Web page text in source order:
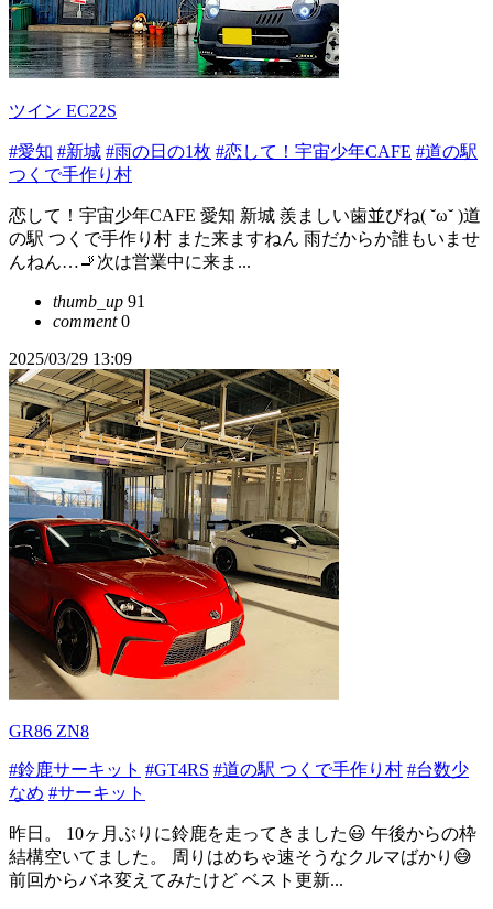
ツイン EC22S
#愛知 #新城 #雨の日の1枚 #恋して！宇宙少年CAFE #道の駅
つくで手作り村
恋して！宇宙少年CAFE 愛知 新城 羨ましい歯並びね( ˘ω˘ )道
の駅 つくで手作り村 また来ますねん 雨だからか誰もいませ
んねん…🚬次は営業中に来ま...
thumb_up 91
comment0
2025/03/29 13:09
GR86 ZN8
#鈴鹿サーキット #GT4RS #道の駅 つくで手作り村 #台数少
なめ #サーキット
昨日。 10ヶ月ぶりに鈴鹿を走ってきました😃 午後からの枠
結構空いてました。 周りはめちゃ速そうなクルマばかり😅
前回からバネ変えてみたけど ベスト更新...